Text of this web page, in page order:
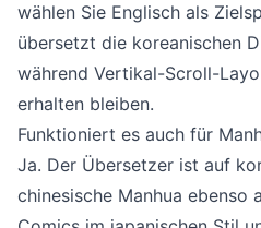
wählen Sie Englisch als
übersetzt die koreanischen
während Vertikal-Scroll-
erhalten bleiben.
Funktioniert es auch für
Ja. Der Übersetzer ist auf
chinesische Manhua ebenso